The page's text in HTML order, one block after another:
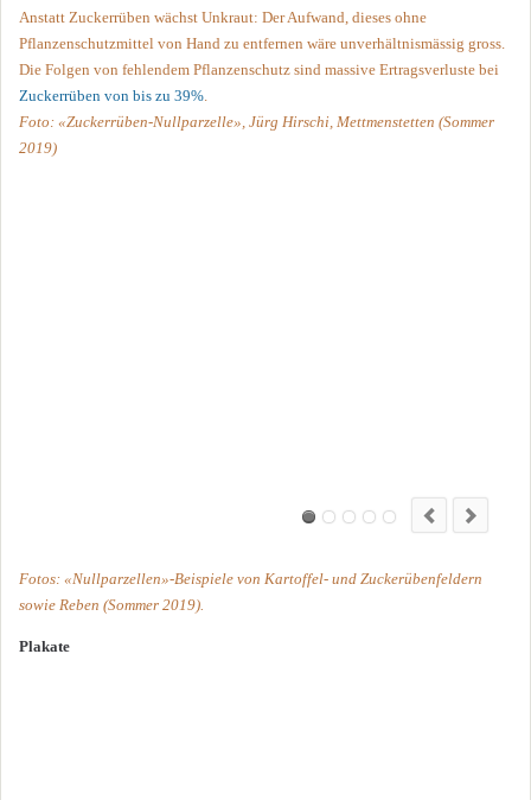
Anstatt Zuckerrüben wächst Unkraut: Der Aufwand, dieses ohne
Pflanzenschutzmittel von Hand zu entfernen wäre unverhältnismässig gross.
Die Folgen von fehlendem Pflanzenschutz sind massive Ertragsverluste bei
Zuckerrüben von bis zu 39%
Foto: «Zuckerrüben-Nullparzelle», Jürg Hirschi, Mettmenstetten (Sommer
2019)
Fotos: «Nullparzellen»-Beispiele von Kartoffel- und Zuckerübenfeldern
sowie Reben (Sommer 2019).
Plakate